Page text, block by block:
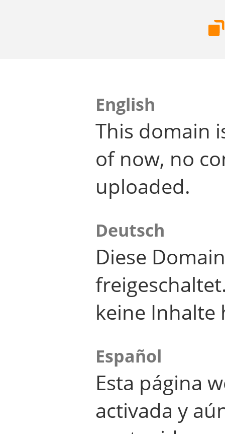
English
This domain
of now, no
uploaded.
Deutsch
Diese
keine Inhalte
Español
Esta página
activada y